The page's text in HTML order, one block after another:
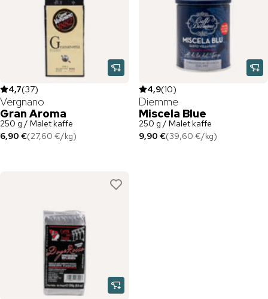
4,7(37)
Vergnano
Gran Aroma
250 g / Malet kaffe
6,90 €(27,60 €/kg)
4,9(10)
Diemme
Miscela Blue
250 g / Malet kaffe
9,90 €(39,60 €/kg)